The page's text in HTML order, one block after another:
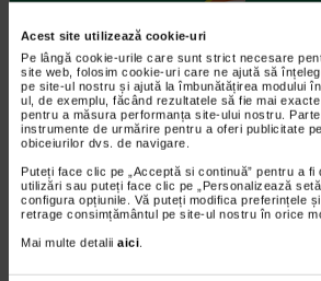
Acest site utilizează cookie-uri
Pe lângă cookie-urile care sunt strict necesare
site web, folosim cookie-uri care ne ajută să
pe site-ul nostru și ajută la îmbunătățirea modului
ul, de exemplu, făcând rezultatele să fie mai
pentru a măsura performanța site-ului nostru.
instrumente de urmărire pentru a oferi publicitate
obiceiurilor dvs. de navigare.
Puteți face clic pe „Acceptă si continuă” pentru a
utilizări sau puteți face clic pe „Personalizează
configura opțiunile. Vă puteți modifica preferințele
retrage consimțământul pe site-ul nostru în orice
Mai multe detalii aici.
ACNESTIL Spuma curatare ten
-